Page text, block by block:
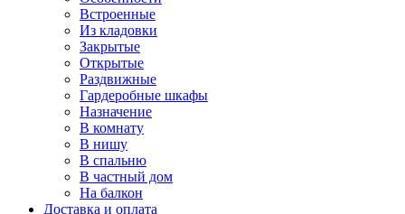
Встроенные
Из кладовки
Закрытые
Открытые
Раздвижные
Гардеробные шкафы
Назначение
В комнату
В нишу
В спальню
В частный дом
На балкон
Доставка и оплата